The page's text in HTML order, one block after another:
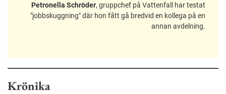
Petronella Schröder, gruppchef på Vattenfall har testat
"jobbskuggning" där hon fått gå bredvid en kollega på en
annan avdelning.
Krönika